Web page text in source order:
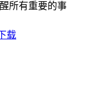
所有重要的事